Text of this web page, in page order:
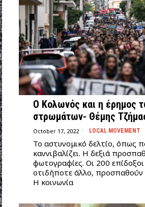
Ο Κολωνός και η έρημος
στρωμάτων- Θέμης
October 17, 2022 LOCAL MOVEMENT
Το αστυνομικό δελτίο, όπως
καννιβαλίζει. Η δεξιά
φωτογραφίες. Οι 200
οτιδήποτε άλλο, προσπαθούν
Η κοινωνία